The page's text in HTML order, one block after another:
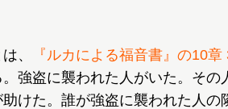
、 『ルカによる福音書』の10章
強盗に襲われた人がいた。その
助けた。誰が強盗に襲われた人